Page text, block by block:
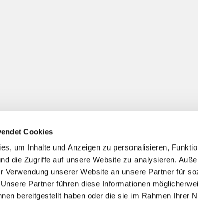
Cookies
um Inhalte und Anzeigen zu personalisieren,
die Zugriffe auf unsere Website zu analysieren.
Verwendung unserer Website an unsere Partner für
Partner führen diese Informationen
bereitgestellt haben oder die sie im Rahmen Ihrer